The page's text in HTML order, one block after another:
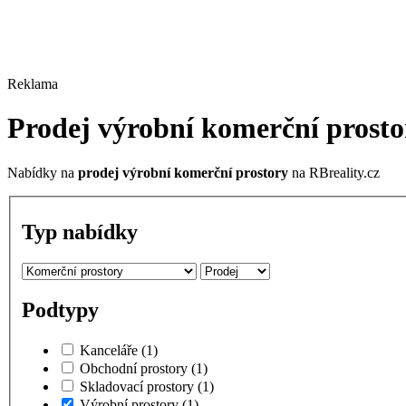
Reklama
Prodej výrobní komerční
Nabídky na prodej výrobní komerční prostory na RBreality.cz
Typ nabídky
Podtypy
Kanceláře (1)
Obchodní prostory (1)
Skladovací prostory (1)